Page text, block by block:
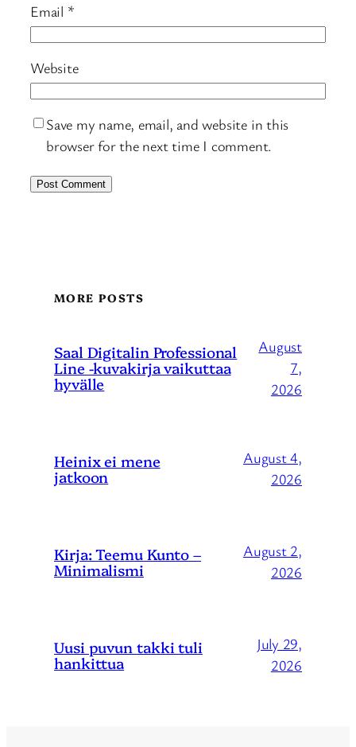
Email *
Website
Save my name, email, and website in this
browser for the next time I comment.
MORE POSTS
Saal Digitalin Professional
Line -kuvakirja vaikuttaa
hyvälle
August
7,
2026
Heinix ei mene
jatkoon
August 4,
2026
Kirja: Teemu Kunto –
Minimalismi
August 2,
2026
Uusi puvun takki tuli
hankittua
July 29,
2026